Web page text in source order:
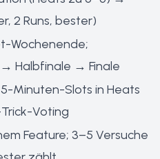
2 Runs, bester)
Wochenende;
Halbfinale → Finale
Minuten-Slots in Heats
Voting
Feature; 3–5 Versuche